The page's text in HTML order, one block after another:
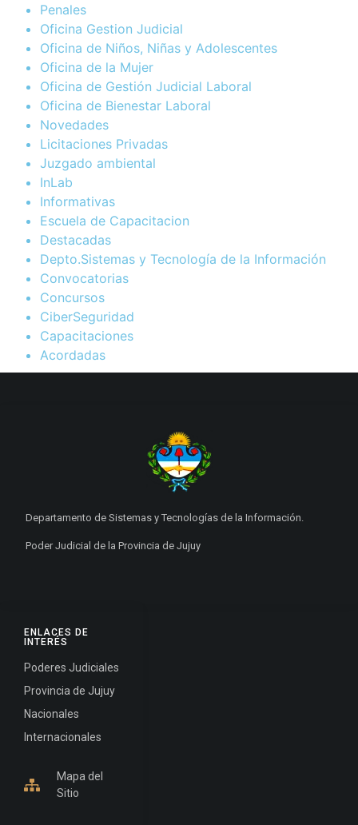
Penales
Oficina Gestion Judicial
Oficina de Niños, Niñas y Adolescentes
Oficina de la Mujer
Oficina de Gestión Judicial Laboral
Oficina de Bienestar Laboral
Novedades
Licitaciones Privadas
Juzgado ambiental
InLab
Informativas
Escuela de Capacitacion
Destacadas
Depto.Sistemas y Tecnología de la Información
Convocatorias
Concursos
CiberSeguridad
Capacitaciones
Acordadas
ENLACES DE
INTERÉS
Poderes Judiciales
Provincia de Jujuy
Nacionales
Internacionales
Mapa del
Sitio
Departamento de Sistemas y Tecnologías de la Información.
Poder Judicial de la Provincia de Jujuy